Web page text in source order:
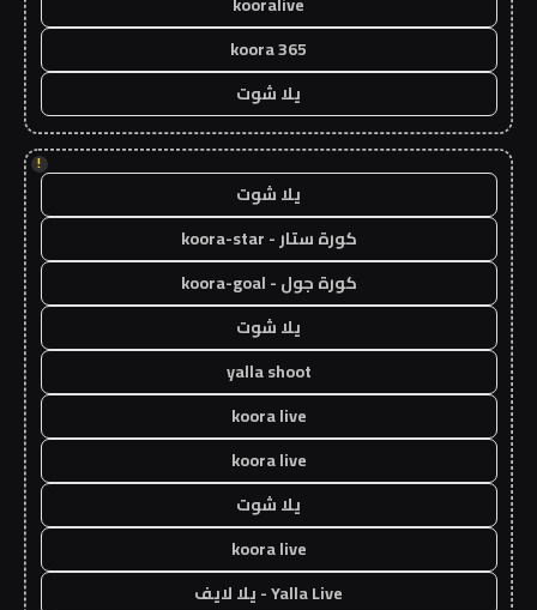
koora 365
يلا شوت
!
يلا شوت
كورة ستار - koora-star
كورة جول - koora-goal
يلا شوت
yalla shoot
koora live
koora live
يلا شوت
koora live
Yalla Live - يلا لايف